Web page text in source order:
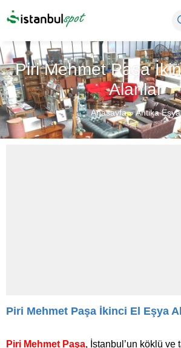
Piri Mehmet Paşa
Alanlar
Anasayfa»Antika Eşya
Piri Mehmet Paşa İkinci El Eşya
Piri Mehmet Paşa, İstanbul’un köklü ve